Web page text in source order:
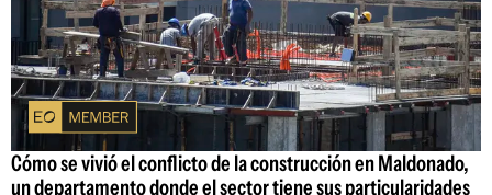
Cómo se vivió el conflicto de la construcción en Maldonado,
un departamento donde el sector tiene sus particularidades